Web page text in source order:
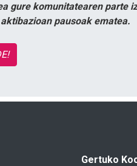
gure komunitatearen parte
pausoak ematea.
Gertuko